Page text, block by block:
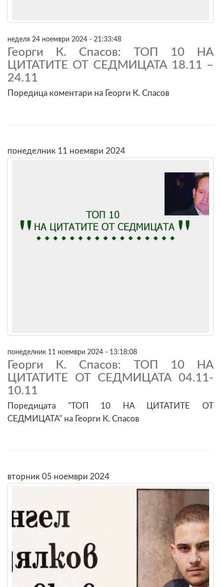
неделя 24 ноември 2024 - 21:33:48
Георги К. Спасов: ТОП 10 НА
ЦИТАТИТЕ ОТ СЕДМИЦАТА 18.11 –
24.11
Поредица коментари на Георги К. Спасов
понеделник 11 ноември 2024
понеделник 11 ноември 2024 - 13:18:08
Георги К. Спасов: ТОП 10 НА
ЦИТАТИТЕ ОТ СЕДМИЦАТА 04.11-
10.11
Поредицата "ТОП 10 НА ЦИТАТИТЕ ОТ
СЕДМИЦАТА" на Георги К. Спасов
вторник 05 ноември 2024